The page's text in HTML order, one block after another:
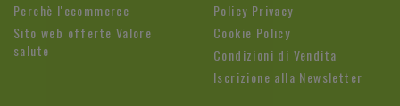
Perchè l'ecommerce
Sito web offerte Valore
salute
Policy Privacy
Cookie Policy
Condizioni di Vendita
Iscrizione alla Newsletter